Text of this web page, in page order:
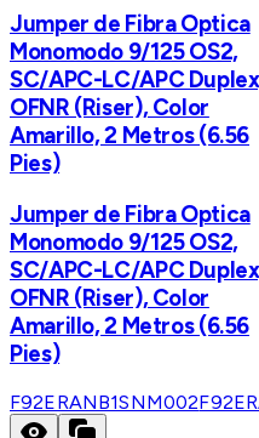
Jumper de Fibra Optica
Monomodo 9/125 OS2,
SC/APC-LC/APC
OFNR (Riser), Color
Amarillo, 2 Metros (6.56
Pies)
Jumper de Fibra Optica
Monomodo 9/125 OS2,
SC/APC-LC/APC
OFNR (Riser), Color
Amarillo, 2 Metros (6.56
Pies)
F92ERANB1SNM002